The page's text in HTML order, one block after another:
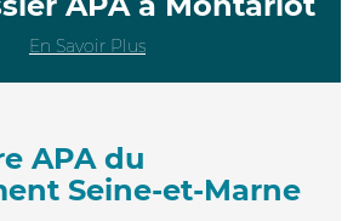
En Savoir Plus
APA du
Seine-et-Marne